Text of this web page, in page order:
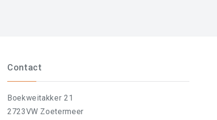
Contact
Boekweitakker 21
2723VW Zoetermeer